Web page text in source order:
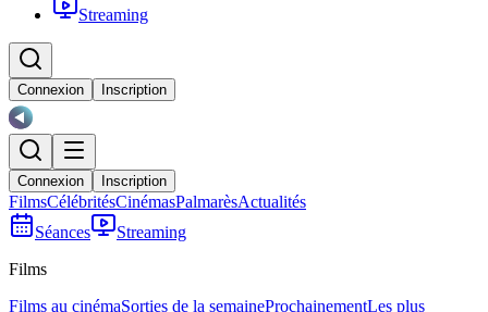
Streaming
Connexion Inscription
Connexion Inscription
FilmsCélébritésCinémasPalmarèsActualités
Séances
Streaming
Films
Films au cinémaSorties de la semaineProchainementLes plus